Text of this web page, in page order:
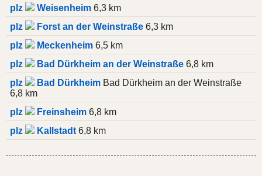
plz
Weisenheim 6,3 km
plz
Forst an der Weinstraße 6,3 km
plz
Meckenheim 6,5 km
plz
Bad Dürkheim an der Weinstraße 6,8 km
plz
Bad Dürkheim Bad Dürkheim an der Weinstraße
6,8 km
plz
Freinsheim 6,8 km
plz
Kallstadt 6,8 km